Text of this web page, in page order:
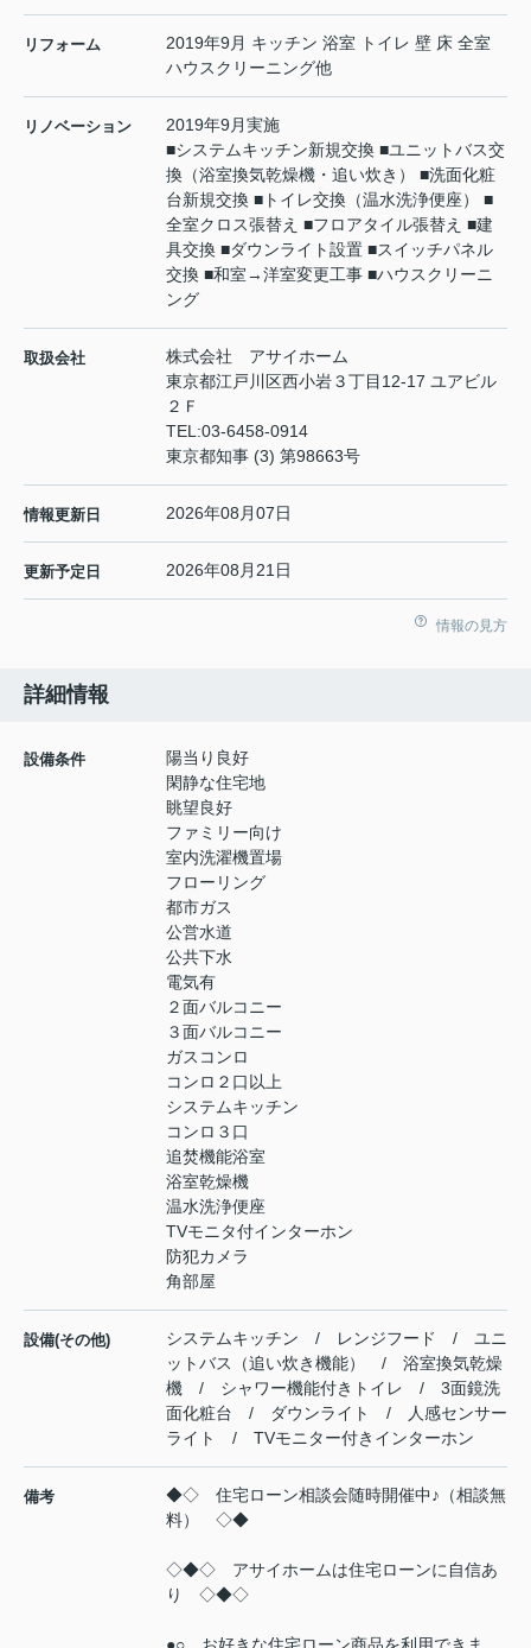
リフォーム
2019年9月 キッチン 浴室 トイレ 壁 床 全室
ハウスクリーニング他
リノベーション
2019年9月実施
■システムキッチン新規交換 ■ユニットバス交
換（浴室換気乾燥機・追い炊き） ■洗面化粧
台新規交換 ■トイレ交換（温水洗浄便座） ■
全室クロス張替え ■フロアタイル張替え ■建
具交換 ■ダウンライト設置 ■スイッチパネル
交換 ■和室→洋室変更工事 ■ハウスクリーニ
ング
取扱会社
株式会社 アサイホーム
東京都江戸川区西小岩３丁目12-17 ユアビル
２Ｆ
TEL:03-6458-0914
東京都知事 (3) 第98663号
情報更新日 2026年08月07日
更新予定日 2026年08月21日
情報の見方
詳細情報
設備条件
陽当り良好
閑静な住宅地
眺望良好
ファミリー向け
室内洗濯機置場
フローリング
都市ガス
公営水道
公共下水
電気有
２面バルコニー
３面バルコニー
ガスコンロ
コンロ２口以上
システムキッチン
コンロ３口
追焚機能浴室
浴室乾燥機
温水洗浄便座
TVモニタ付インターホン
防犯カメラ
角部屋
設備(その他)
システムキッチン / レンジフード / ユニ
ットバス（追い炊き機能） / 浴室換気乾燥
機 / シャワー機能付きトイレ / 3面鏡洗
面化粧台 / ダウンライト / 人感センサー
ライト / TVモニター付きインターホン
備考
◆◇ 住宅ローン相談会随時開催中♪（相談無
料） ◇◆
◇◆◇ アサイホームは住宅ローンに自信あ
り ◇◆◇